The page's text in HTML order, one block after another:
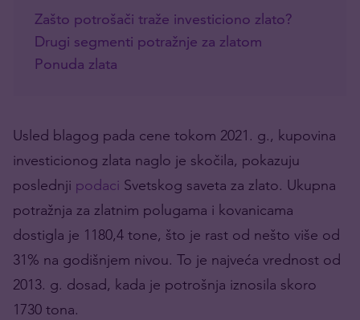
Zašto potrošači traže investiciono zlato?
Drugi segmenti potražnje za zlatom
Ponuda zlata
Usled blagog pada cene tokom 2021. g., kupovina
investicionog zlata naglo je skočila, pokazuju
poslednji podaci Svetskog saveta za zlato. Ukupna
potražnja za zlatnim polugama i kovanicama
dostigla je 1180,4 tone, što je rast od nešto više od
31% na godišnjem nivou. To je najveća vrednost od
2013. g. dosad, kada je potrošnja iznosila skoro
1730 tona.